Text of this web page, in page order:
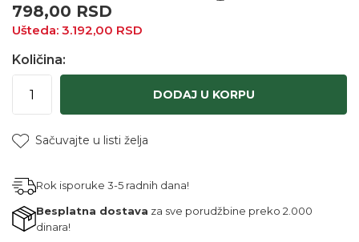
798,00 RSD
Ušteda: 3.192,00 RSD
Količina:
DODAJ U KORPU
Sačuvajte u listi želja
Rok isporuke 3-5 radnih dana!
Besplatna dostava za sve porudžbine preko 2.000
dinara!